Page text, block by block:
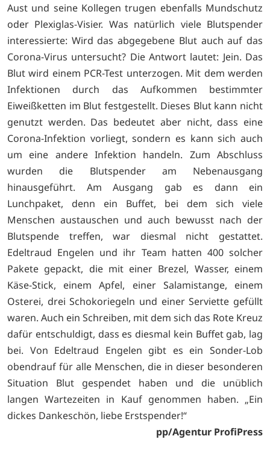
Aust und seine Kollegen trugen ebenfalls Mundschutz
oder Plexiglas-Visier. Was natürlich viele Blutspender
interessierte: Wird das abgegebene Blut auch auf das
Corona-Virus untersucht? Die Antwort lautet: Jein. Das
Blut wird einem PCR-Test unterzogen. Mit dem werden
Infektionen durch das Aufkommen bestimmter
Eiweißketten im Blut festgestellt. Dieses Blut kann nicht
genutzt werden. Das bedeutet aber nicht, dass eine
Corona-Infektion vorliegt, sondern es kann sich auch
um eine andere Infektion handeln. Zum Abschluss
wurden die Blutspender am Nebenausgang
hinausgeführt. Am Ausgang gab es dann ein
Lunchpaket, denn ein Buffet, bei dem sich viele
Menschen austauschen und auch bewusst nach der
Blutspende treffen, war diesmal nicht gestattet.
Edeltraud Engelen und ihr Team hatten 400 solcher
Pakete gepackt, die mit einer Brezel, Wasser, einem
Käse-Stick, einem Apfel, einer Salamistange, einem
Osterei, drei Schokoriegeln und einer Serviette gefüllt
waren. Auch ein Schreiben, mit dem sich das Rote Kreuz
dafür entschuldigt, dass es diesmal kein Buffet gab, lag
bei. Von Edeltraud Engelen gibt es ein Sonder-Lob
obendrauf für alle Menschen, die in dieser besonderen
Situation Blut gespendet haben und die unüblich
langen Wartezeiten in Kauf genommen haben. „Ein
dickes Dankeschön, liebe Erstspender!“
pp/Agentur ProfiPress